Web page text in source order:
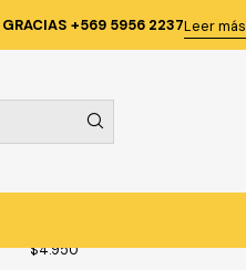
GRACIAS +569 5956 2237Leer más
ACCESORIOS
$4.950